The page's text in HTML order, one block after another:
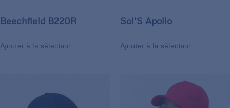
Beechfield B220R
Ajouter à la sélection
Sol’S Apollo
Ajouter à la sélection